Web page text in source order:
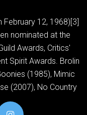
February 12, 1968)[3]
nominated at the
Awards, Critics'
Spirit Awards. Brolin
(1985), Mimic
(2007), No Country